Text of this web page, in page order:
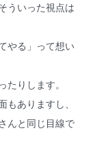
ういった視点は
やる」って想い
たりします。
もありますし、
んと同じ目線で